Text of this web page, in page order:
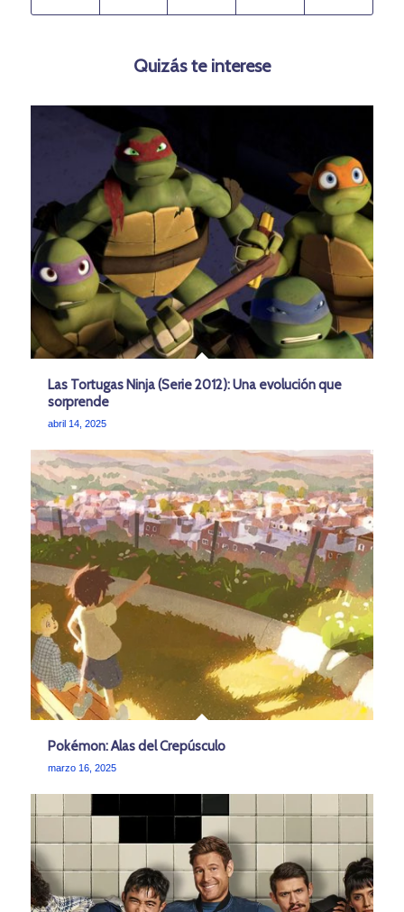
Quizás te interese
Las Tortugas Ninja (Serie 2012): Una evolución que
sorprende
abril 14, 2025
Pokémon: Alas del Crepúsculo
marzo 16, 2025